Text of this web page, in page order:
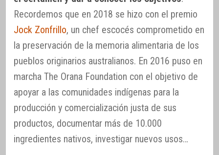
Recordemos que en 2018 se hizo con el premio
Jock Zonfrillo, un chef escocés comprometido en
la preservación de la memoria alimentaria de los
pueblos originarios australianos. En 2016 puso en
marcha The Orana Foundation con el objetivo de
apoyar a las comunidades indígenas para la
producción y comercialización justa de sus
productos, documentar más de 10.000
ingredientes nativos, investigar nuevos usos…